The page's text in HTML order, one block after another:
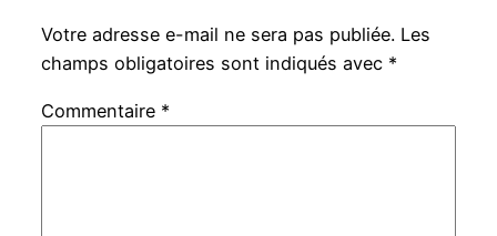
Votre adresse e-mail ne sera pas publiée. Les
champs obligatoires sont indiqués avec *
Commentaire *